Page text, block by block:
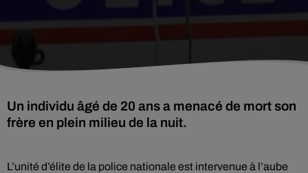
Un individu âgé de 20 ans a menacé de mort son
frère en plein milieu de la nuit.
L’unité d’élite de la police nationale est intervenue à l’aube